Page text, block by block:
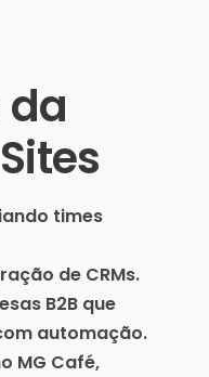
da
times
de CRMs.
B2B que
automação.
MG Café,